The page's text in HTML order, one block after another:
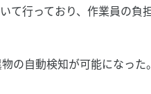
て行っており、作業員の負
の自動検知が可能になっ